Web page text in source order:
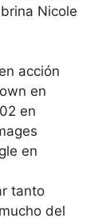
Nicole
acción
en
en
en
tanto
del